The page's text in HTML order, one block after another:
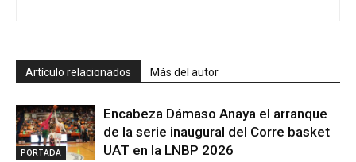
Artículo relacionados Más del autor
PORTADA
Encabeza Dámaso Anaya el arranque
de la serie inaugural del Corre basket
UAT en la LNBP 2026